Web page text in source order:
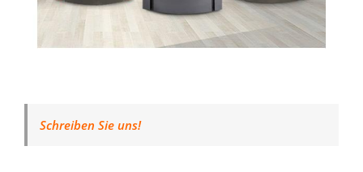
Schreiben Sie uns!